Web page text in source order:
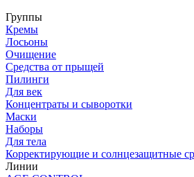
Группы
Кремы
Лосьоны
Очищение
Средства от прыщей
Пилинги
Для век
Концентраты и сыворотки
Маски
Наборы
Для тела
Корректирующие и солнцезащитные
Линии